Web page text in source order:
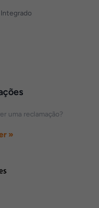
uma reclamação?
»